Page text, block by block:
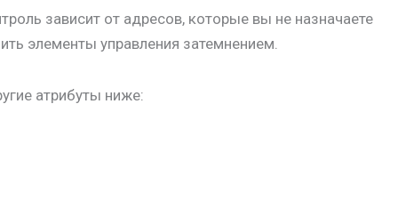
зависит от адресов, которые вы не назначаете
элементы управления затемнением.
атрибуты ниже: